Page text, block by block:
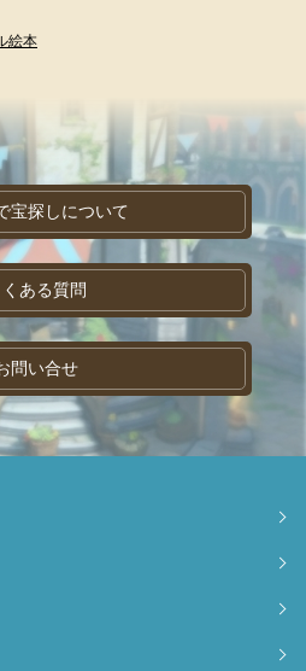
絵本
宝探しについて
くある質問
問い合せ